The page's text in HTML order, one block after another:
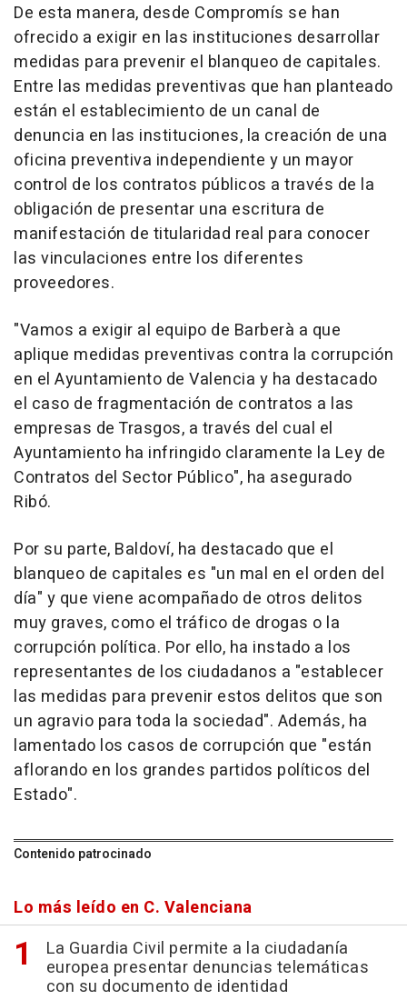
De esta manera, desde Compromís se han
ofrecido a exigir en las instituciones desarrollar
medidas para prevenir el blanqueo de capitales.
Entre las medidas preventivas que han planteado
están el establecimiento de un canal de
denuncia en las instituciones, la creación de una
oficina preventiva independiente y un mayor
control de los contratos públicos a través de la
obligación de presentar una escritura de
manifestación de titularidad real para conocer
las vinculaciones entre los diferentes
proveedores.
"Vamos a exigir al equipo de Barberà a que
aplique medidas preventivas contra la corrupción
en el Ayuntamiento de Valencia y ha destacado
el caso de fragmentación de contratos a las
empresas de Trasgos, a través del cual el
Ayuntamiento ha infringido claramente la Ley de
Contratos del Sector Público", ha asegurado
Ribó.
Por su parte, Baldoví, ha destacado que el
blanqueo de capitales es "un mal en el orden del
día" y que viene acompañado de otros delitos
muy graves, como el tráfico de drogas o la
corrupción política. Por ello, ha instado a los
representantes de los ciudadanos a "establecer
las medidas para prevenir estos delitos que son
un agravio para toda la sociedad". Además, ha
lamentado los casos de corrupción que "están
aflorando en los grandes partidos políticos del
Estado".
Contenido patrocinado
Lo más leído en C. Valenciana
La Guardia Civil permite a la ciudadanía
europea presentar denuncias telemáticas
con su documento de identidad